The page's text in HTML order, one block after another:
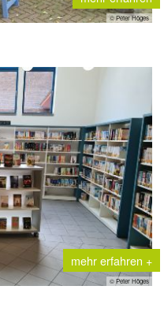
© Peter Höges
mehr erfahren +
© Peter Höges